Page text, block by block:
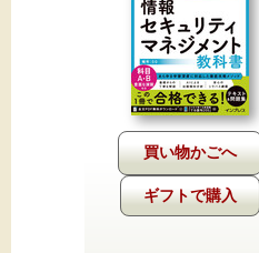
ギフトで購入